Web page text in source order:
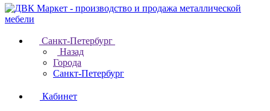
Санкт-Петербург
Назад
Города
Санкт-Петербург
Кабинет